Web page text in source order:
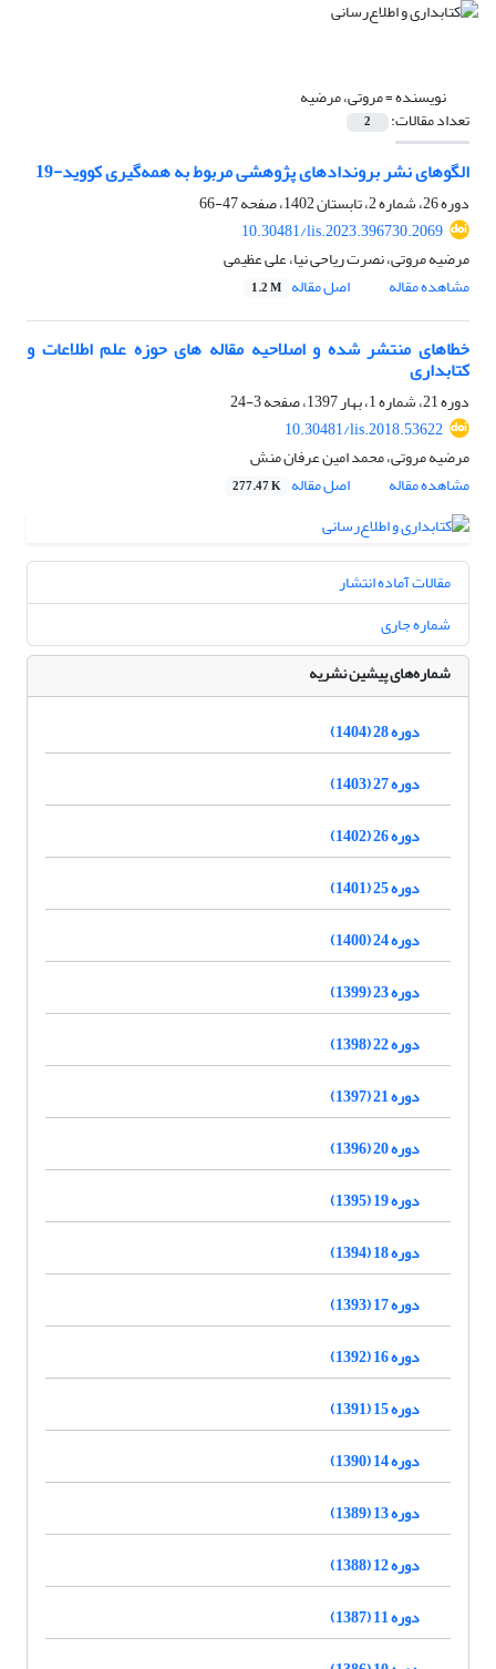
نویسنده =مروتی، مرضیه
تعداد مقالات: 2
الگوهای نشر بروندادهای پژوهشی مربوط به همه‌گیری کووید-19
دوره 26، شماره 2، تابستان 1402، صفحه
47-66
10.30481/lis.2023.396730.2069
مرضیه مروتی، نصرت ریاحی نیا، علی عظیمی
مشاهده مقاله
اصل مقاله 1.2 M
خطاهای منتشر شده و اصلاحیه‌ مقاله های حوزه علم اطلاعات و
کتابداری
دوره 21، شماره 1، بهار 1397، صفحه
3-24
10.30481/lis.2018.53622
مرضیه مروتی، محمد امین عرفان منش
مشاهده مقاله
اصل مقاله 277.47 K
مقالات آماده انتشار
شماره جاری
شماره‌های پیشین نشریه
دوره 28 (1404)
دوره 27 (1403)
دوره 26 (1402)
دوره 25 (1401)
دوره 24 (1400)
دوره 23 (1399)
دوره 22 (1398)
دوره 21 (1397)
دوره 20 (1396)
دوره 19 (1395)
دوره 18 (1394)
دوره 17 (1393)
دوره 16 (1392)
دوره 15 (1391)
دوره 14 (1390)
دوره 13 (1389)
دوره 12 (1388)
دوره 11 (1387)